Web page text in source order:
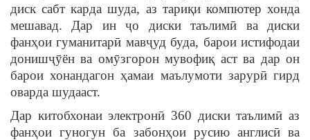
диск сабт карда шуда, аз тариқи компютер хонда
мешавад. Дар ин ҷо диски таълимӣ ва диски
фанҳои гуманитарӣ мавҷуд буда, барои истифодаи
донишҷӯён ва омӯзгорон мувофиқ аст ва дар он
барои хонандагон ҳамаи маълумоти зарурӣ гирд
оварда шудааст.
Дар китобхонаи электронӣ 360 диски таълимӣ аз
фанҳои гуногун ба забонҳои русию англисӣ ва